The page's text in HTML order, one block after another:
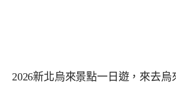
2026新北烏來景點一日遊，來去烏